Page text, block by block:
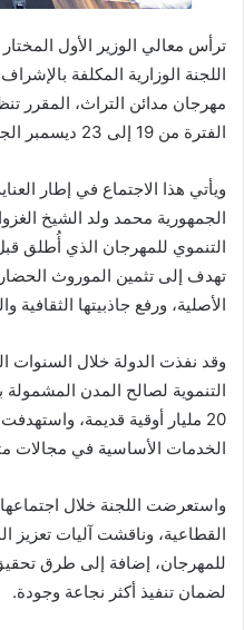
ترأس معالي الوزير الأول المختار
اللجنة الوزارية المكلفة
مهرجان مدائن التراث، المقرر
الفترة من 19 إلى 23 ديسمبر الجاري، وذلك في مقر الوزارة الأولى.
ويأتي هذا الاجتماع في إطار
الجمهورية محمد ولد الشيخ
التنموي للمهرجان الذي أُطلق
تهدف إلى تثمين الموروث
الأصلية، ورفع جاذبيتها الثقافية
وقد نفذت الدولة خلال السنوات
التنموية لصالح المدن المشمولة
20 مليار أوقية قديمة،
الخدمات الأساسية في مجالات
واستعرضت اللجنة خلال
القطاعية، وناقشت آليات تعزيز
للمهرجان، إضافة إلى طرق
لضمان تنفيذ أكثر نجاعة وجودة.